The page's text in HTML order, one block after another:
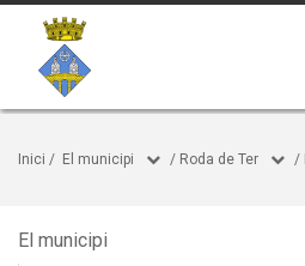
Inici / El municipi / Roda de Ter /
El municipi